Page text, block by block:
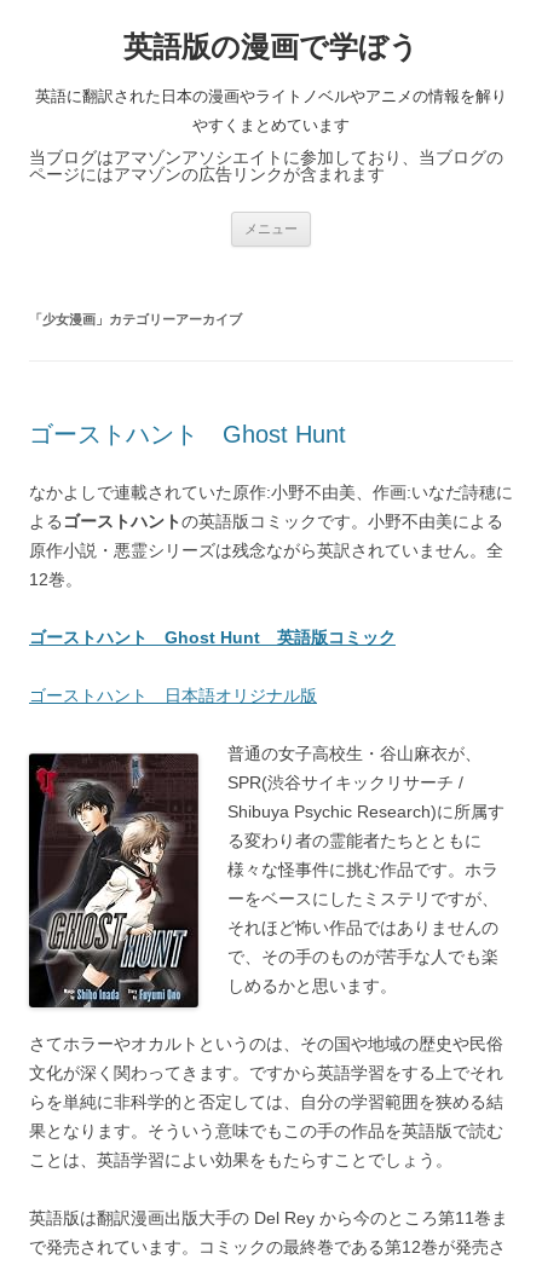
英語版の漫画で学ぼう
英語に翻訳された日本の漫画やライトノベルやアニメの情報を解り
やすくまとめています
当ブログはアマゾンアソシエイトに参加しており、当ブログの
ページにはアマゾンの広告リンクが含まれます
メニュー
「少女漫画 」カテゴリーアーカイブ
ゴーストハント Ghost Hunt
なかよしで連載されていた原作:小野不由美、作画:いなだ詩穂に
よる ゴーストハントの英語版コミックです。小野不由美による
原作小説・悪霊シリーズは残念ながら英訳されていません。全
12巻。
ゴーストハント Ghost Hunt 英語版コミック
ゴーストハント 日本語オリジナル版
普通の女子高校生・谷山麻衣が、
SPR(渋谷サイキックリサーチ /
Shibuya Psychic Research)に所属す
る変わり者の霊能者たちとともに
様々な怪事件に挑む作品です。ホラ
ーをベースにしたミステリですが、
それほど怖い作品ではありませんの
で、その手のものが苦手な人でも楽
しめるかと思います。
さてホラーやオカルトというのは、その国や地域の歴史や民俗
文化が深く関わってきます。ですから英語学習をする上でそれ
らを単純に非科学的と否定しては、自分の学習範囲を狭める結
果となります。そういう意味でもこの手の作品を英語版で読む
ことは、英語学習によい効果をもたらすことでしょう。
英語版は翻訳漫画出版大手の Del Rey から今のところ第11巻ま
で発売されています。コミックの最終巻である第12巻が発売さ